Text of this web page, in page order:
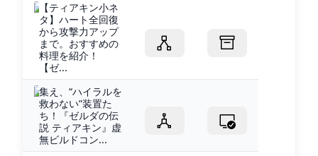
【ティアキン小ネ
タ】ハート全回復
から攻撃力アップ
まで。おすすめの
料理を紹介！
【ゼ...
集え、“ハイラルを
救わない”装置た
ち！『ゼルダの伝
説 ティアキン』虚
無ビルドコン...